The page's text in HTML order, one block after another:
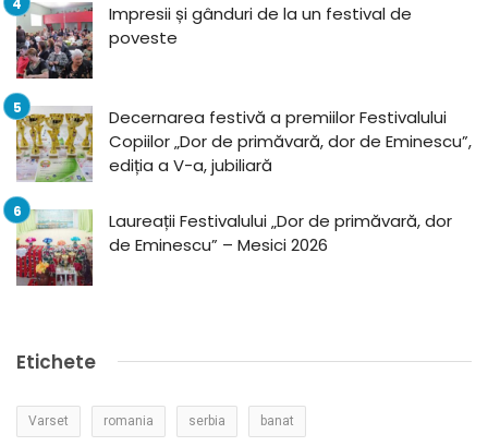
Impresii și gânduri de la un festival de
poveste
Decernarea festivă a premiilor Festivalului
Copiilor „Dor de primăvară, dor de Eminescu”,
ediția a V-a, jubiliară
Laureații Festivalului „Dor de primăvară, dor
de Eminescu” – Mesici 2026
Etichete
Varset romania serbia banat